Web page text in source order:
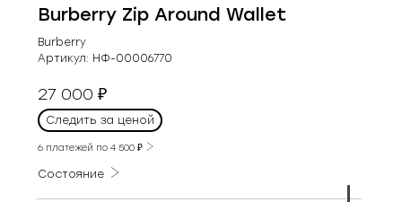
Burberry Zip Around Wallet
Burberry
Артикул: НФ-00006770
27 000₽
Следить за ценой
6 платежей по4 500₽
Состояние